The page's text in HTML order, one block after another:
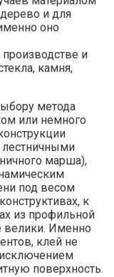
и для
оно
и
камня,
метода
или немного
марша),
под весом
к
из профильной
велики. Именно
клей не
исключением
поверхность.